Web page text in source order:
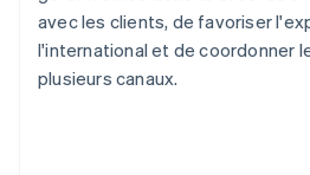
avec les clients, de favoriser
l'international et de coordonner
plusieurs canaux.